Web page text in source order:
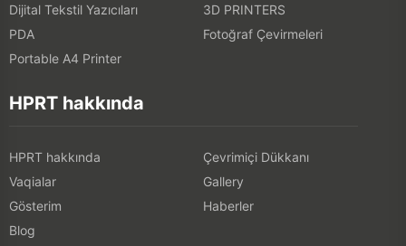
Dijital Tekstil Yazıcıları
3D PRINTERS
PDA
Fotoğraf Çevirmeleri
Portable A4 Printer
HPRT hakkında
HPRT hakkında
Çevrimiçi Dükkanı
Vaqialar
Gallery
Gösterim
Haberler
Blog